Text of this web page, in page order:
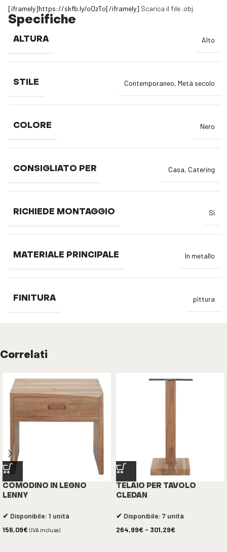
[iframely]https://skfb.ly/oQzTo[/iframely] Scarica il file .obj
Specifiche
ALTURA Alto
STILE Contemporaneo, Metà secolo
COLORE Nero
CONSIGLIATO PER Casa, Catering
RICHIEDE MONTAGGIO Sì
MATERIALE PRINCIPALE In metallo
FINITURA pittura
Correlati
COMODINO IN LEGNO
LENNY
✔ Disponibile: 1 unità
156,09€ (IVA inclusa)
TELAIO PER TAVOLO
CLEDAN
✔ Disponibile: 7 unità
264,99€ - 301,29€